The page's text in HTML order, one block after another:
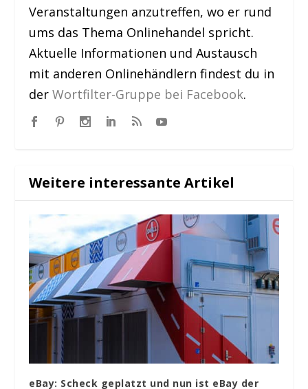
Veranstaltungen anzutreffen, wo er rund
ums das Thema Onlinehandel spricht.
Aktuelle Informationen und Austausch
mit anderen Onlinehändlern findest du in
derWortfilter-Gruppe bei Facebook.
Weitere interessante Artikel
eBay: Scheck geplatzt und nun ist eBay der